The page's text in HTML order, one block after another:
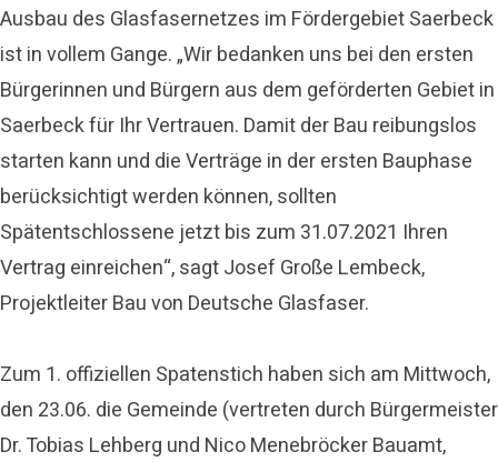
Ausbau des Glasfasernetzes im Fördergebiet Saerbeck
ist in vollem Gange. „Wir bedanken uns bei den ersten
Bürgerinnen und Bürgern aus dem geförderten Gebiet in
Saerbeck für Ihr Vertrauen. Damit der Bau reibungslos
starten kann und die Verträge in der ersten Bauphase
berücksichtigt werden können, sollten
Spätentschlossene jetzt bis zum 31.07.2021 Ihren
Vertrag einreichen“, sagt Josef Große Lembeck,
Projektleiter Bau von Deutsche Glasfaser.
Zum 1. offiziellen Spatenstich haben sich am Mittwoch,
den 23.06. die Gemeinde (vertreten durch Bürgermeister
Dr. Tobias Lehberg und Nico Menebröcker Bauamt,